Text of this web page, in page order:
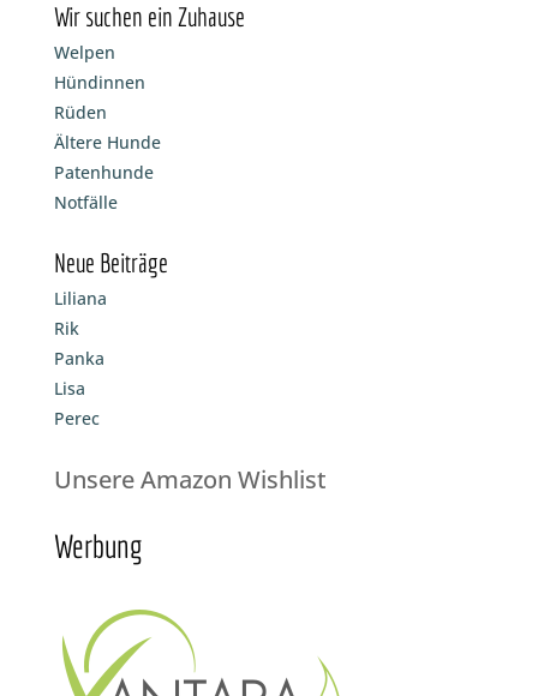
Wir suchen ein Zuhause
Welpen
Hündinnen
Rüden
Ältere Hunde
Patenhunde
Notfälle
Neue Beiträge
Liliana
Rik
Panka
Lisa
Perec
Unsere Amazon Wishlist
Werbung